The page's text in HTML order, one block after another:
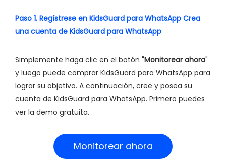
Paso 1. Regístrese en KidsGuard para WhatsApp Crea
una cuenta de KidsGuard para WhatsApp
Simplemente haga clic en el botón "Monitorear ahora"
y luego puede comprar KidsGuard para WhatsApp para
lograr su objetivo. A continuación, cree y posea su
cuenta de KidsGuard para WhatsApp. Primero puedes
ver la demo gratuita.
Monitorear ahora